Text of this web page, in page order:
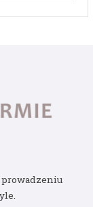
prowadzeniu